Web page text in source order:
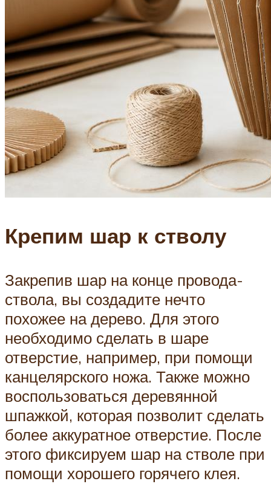
Крепим шар к стволу
Закрепив шар на конце провода-
ствола, вы создадите нечто
похожее на дерево. Для этого
необходимо сделать в шаре
отверстие, например, при помощи
канцелярского ножа. Также можно
воспользоваться деревянной
шпажкой, которая позволит сделать
более аккуратное отверстие. После
этого фиксируем шар на стволе при
помощи хорошего горячего клея.